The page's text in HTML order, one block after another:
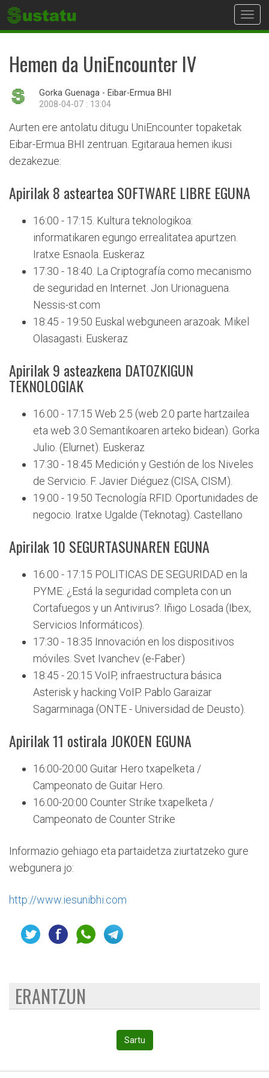
Hemen da UniEncounter IV
Gorka Guenaga - Eibar-Ermua BHI
2008-04-07 : 13:04
Aurten ere antolatu ditugu UniEncounter topaketak
Eibar-Ermua BHI zentruan. Egitaraua hemen ikusi
dezakezue:
Apirilak 8 asteartea SOFTWARE LIBRE EGUNA
16:00 - 17:15. Kultura teknologikoa:
informatikaren egungo errealitatea apurtzen.
Iratxe Esnaola. Euskeraz
17:30 - 18:40. La Criptografía como mecanismo
de seguridad en Internet. Jon Urionaguena.
Nessis-st.com
18:45 - 19:50 Euskal webguneen arazoak. Mikel
Olasagasti. Euskeraz
Apirilak 9 asteazkena DATOZKIGUN
TEKNOLOGIAK
16:00 - 17:15 Web 2.5 (web 2.0 parte hartzailea
eta web 3.0 Semantikoaren arteko bidean). Gorka
Julio. (Elurnet). Euskeraz
17:30 - 18:45 Medición y Gestión de los Niveles
de Servicio. F. Javier Diéguez (CISA, CISM).
19:00 - 19:50 Tecnología RFID. Oportunidades de
negocio. Iratxe Ugalde (Teknotag). Castellano
Apirilak 10 SEGURTASUNAREN EGUNA
16:00 - 17:15 POLITICAS DE SEGURIDAD en la
PYME: ¿Está la seguridad completa con un
Cortafuegos y un Antivirus?. Iñigo Losada (Ibex,
Servicios Informáticos).
17:30 - 18:35 Innovación en los dispositivos
móviles. Svet Ivanchev (e-Faber)
18:45 - 20:15 VoIP, infraestructura básica
Asterisk y hacking VoIP. Pablo Garaizar
Sagarminaga (ONTE - Universidad de Deusto).
Apirilak 11 ostirala JOKOEN EGUNA
16:00-20:00 Guitar Hero txapelketa /
Campeonato de Guitar Hero.
16:00-20:00 Counter Strike txapelketa /
Campeonato de Counter Strike
Informazio gehiago eta partaidetza ziurtatzeko gure
webgunera jo:
http://www.iesunibhi.com
ERANTZUN
Sartu